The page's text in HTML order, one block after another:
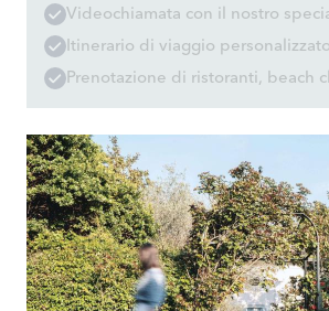
Videochiamata con il nostro
Itinerario di viaggio personalizzato
Prenotazione di ristoranti, beach